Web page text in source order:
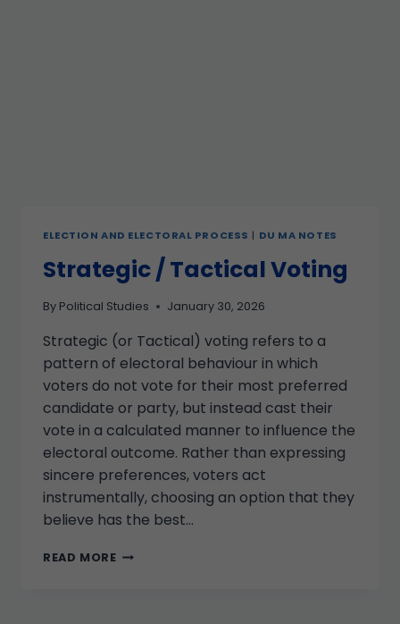
ELECTION AND ELECTORAL PROCESS | DU MA NOTES
Strategic / Tactical Voting
By Political Studies January 30, 2026
Strategic (or Tactical) voting refers to a
pattern of electoral behaviour in which
voters do not vote for their most preferred
candidate or party, but instead cast their
vote in a calculated manner to influence the
electoral outcome. Rather than expressing
sincere preferences, voters act
instrumentally, choosing an option that they
believe has the best…
READ MORE